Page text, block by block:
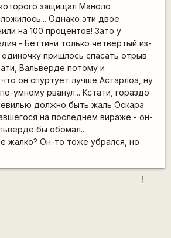
защищал Маноло
Однако эти двое
на 100 процентов! Зато у
- Беттини только четвертый из-
пришлось спасать отрыв
Вальверде потому и
он спуртует лучше Астарлоа, ну
умному рванул... Кстати, гораздо
должно быть жаль Оскара
на последнем вираже - он-
бы обомал...
жалко? Он-то тоже убрался, но
more_vert